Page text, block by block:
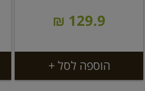
129.9 ₪
הוספה לסל +